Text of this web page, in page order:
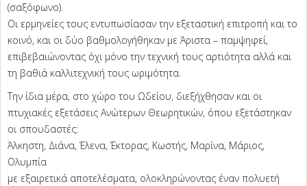
(σαξόφωνο).
Οι ερμηνείες τους εντυπωσίασαν την εξεταστική επιτροπή και το
κοινό, και οι δύο βαθμολογήθηκαν με Άριστα – παμψηφεί,
επιβεβαιώνοντας όχι μόνο την τεχνική τους αρτιότητα αλλά και
τη βαθιά καλλιτεχνική τους ωριμότητα.
Την ίδια μέρα, στο χώρο του Ωδείου, διεξήχθησαν και οι
πτυχιακές εξετάσεις Ανώτερων Θεωρητικών, όπου εξετάστηκαν
οι σπουδαστές:
Άλκηστη, Διάνα, Έλενα, Έκτορας, Κωστής, Μαρίνα, Μάριος,
Ολυμπία
με εξαιρετικά αποτελέσματα, ολοκληρώνοντας έναν πολυετή